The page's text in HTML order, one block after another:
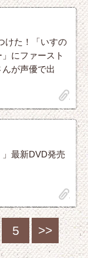
けた！「いすの
にファースト
が声優で出
clip
」最新DVD発売
clip
5 >>